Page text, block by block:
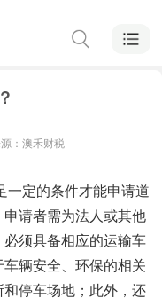
：澳禾财税
一定的条件才能申请道
请者需为法人或其他
须具备相应的运输车
辆安全、环保的相关
停车场地；此外，还